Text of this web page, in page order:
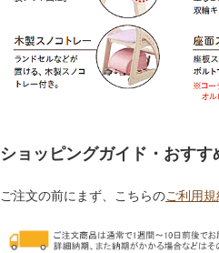
ショッピングガイド・おすす
ご注文の前にまず、こちらのご利用規